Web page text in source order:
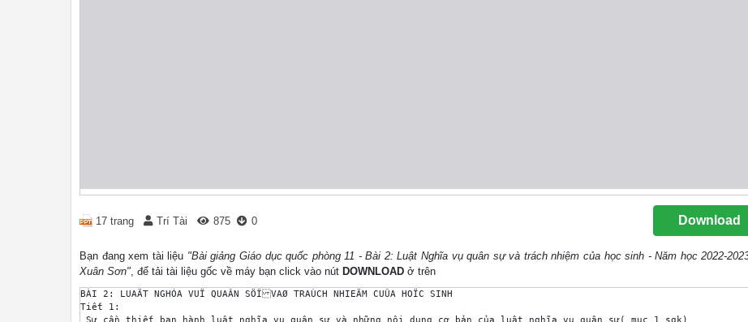
17 trang Trí Tài 875 0 Download
Bạn đang xem tài liệu "Bài giảng Giáo dục quốc phòng 11 - Bài 2: Luật Nghĩa vụ quân sự và trách nhiệm của học sinh - Năm học 2022-
Xuân Sơn", để tải tài liệu gốc về máy bạn click vào nút DOWNLOAD ở trên
BÀI 2: LUAÄT NGHÓA VUÏ QUAÂN SÖÏVAØ TRAÙCH NHIEÄM CUÛA HOÏC SINH
Tiết 1: